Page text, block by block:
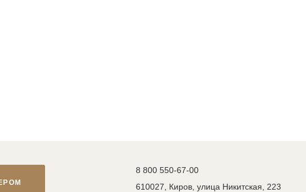
8 800 550-67-00
610027, Киров, улица Никитская, 223